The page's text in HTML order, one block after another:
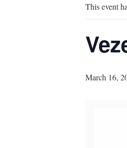
This event
March 16,